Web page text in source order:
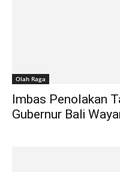
Olah Raga
Imbas Penolakan
Gubernur Bali